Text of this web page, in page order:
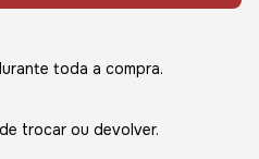
toda a compra.
trocar ou devolver.